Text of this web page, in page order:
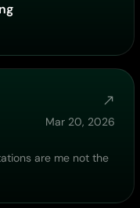
Mar 20, 2026
are me not the